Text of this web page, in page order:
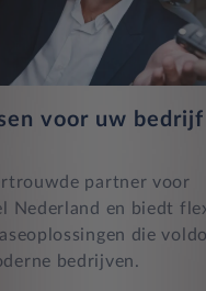
voor uw
partner voor
Nederland en biedt
die
bedrijven.